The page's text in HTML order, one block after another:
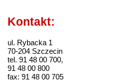
Kontakt:
ul. Rybacka 1
70-204 Szczecin
tel. 91 48 00 700,
91 48 00 800
fax: 91 48 00 705